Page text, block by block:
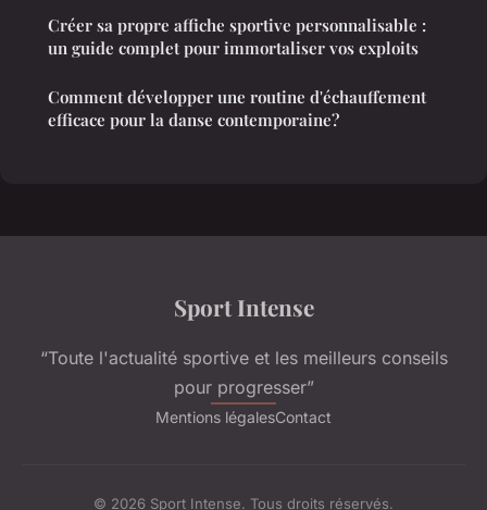
Créer sa propre affiche sportive personnalisable :
un guide complet pour immortaliser vos exploits
Comment développer une routine d'échauffement
efficace pour la danse contemporaine?
Sport Intense
“Toute l'actualité sportive et les meilleurs conseils
pour progresser”
Mentions légalesContact
© 2026 Sport Intense. Tous droits réservés.